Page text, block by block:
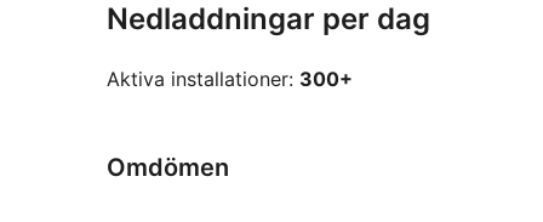
Nedladdningar per dag
Aktiva installationer: 300+
Omdömen